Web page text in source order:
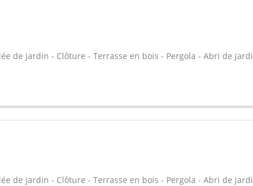
de jardin - Clôture - Terrasse en bois - Pergola - Abri de
de jardin - Clôture - Terrasse en bois - Pergola - Abri de